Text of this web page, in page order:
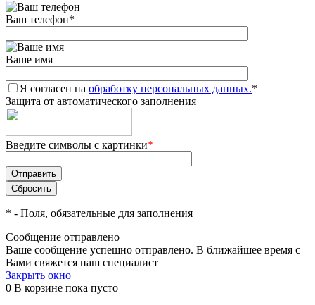
Ваш телефон*
Ваше имя
Я согласен на обработку персональных данных.*
Защита от автоматического заполнения
Введите символы с картинки*
* - Поля, обязательные для заполнения
Сообщение отправлено
Ваше сообщение успешно отправлено. В ближайшее время с
Вами свяжется наш специалист
Закрыть окно
0 В корзине пока пусто